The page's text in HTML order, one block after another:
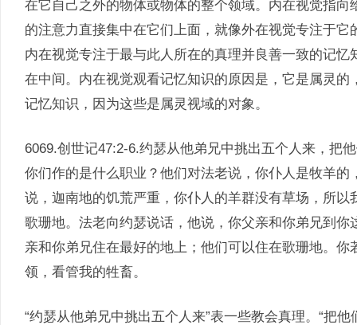
在它自己之外的物体或物体的整个领域。内在视觉指
的注意力直接集中在它们上面，就像外在视觉专注于
内在视觉专注于最与此人所在的真理并良善一致的记
在中间。内在视觉观看记忆知识的原因是，它是属灵
记忆知识，因为这些是属灵视域的对象。
6069.创世记47:2-6.约瑟从他弟兄中挑出五个人来，把
你们作的是什么职业？他们对法老说，你仆人是牧羊
说，迦南地的饥荒严重，你仆人的羊群没有草场，所
歌珊地。法老向约瑟说话，他说，你父亲和你弟兄到
亲和你弟兄住在最好的地上；他们可以住在歌珊地。
领，看管我的牲畜。
“约瑟从他弟兄中挑出五个人来”表一些教会真理。“把